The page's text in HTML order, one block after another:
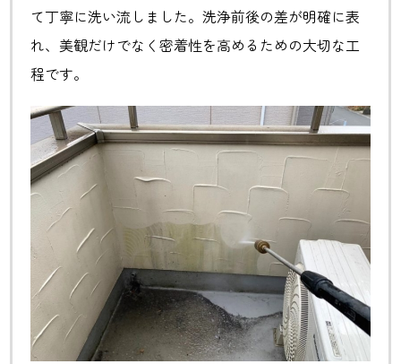
て丁寧に洗い流しました。洗浄前後の差が明確に表
れ、美観だけでなく密着性を高めるための大切な工
程です。